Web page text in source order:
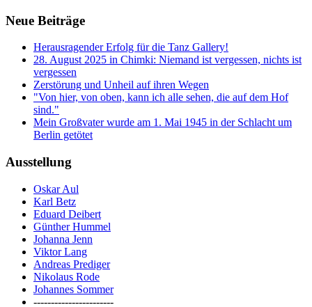
Neue Beiträge
Herausragender Erfolg für die Tanz Gallery!
28. August 2025 in Chimki: Niemand ist vergessen, nichts ist
vergessen
Zerstörung und Unheil auf ihren Wegen
"Von hier, von oben, kann ich alle sehen, die auf dem Hof
sind."
Mein Großvater wurde am 1. Mai 1945 in der Schlacht um
Berlin getötet
Ausstellung
Oskar Aul
Karl Betz
Eduard Deibert
Günther Hummel
Johanna Jenn
Viktor Lang
Andreas Prediger
Nikolaus Rode
Johannes Sommer
-----------------------